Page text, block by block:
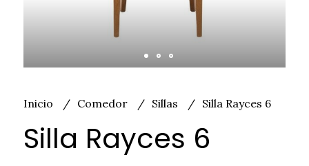
Inicio Comedor Sillas Silla Rayces 6
Silla Rayces 6